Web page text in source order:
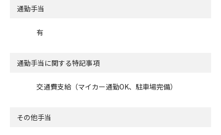
通勤手当
有
通勤手当に関する特記事項
交通費支給（マイカー通勤OK、駐車場完備）
その他手当